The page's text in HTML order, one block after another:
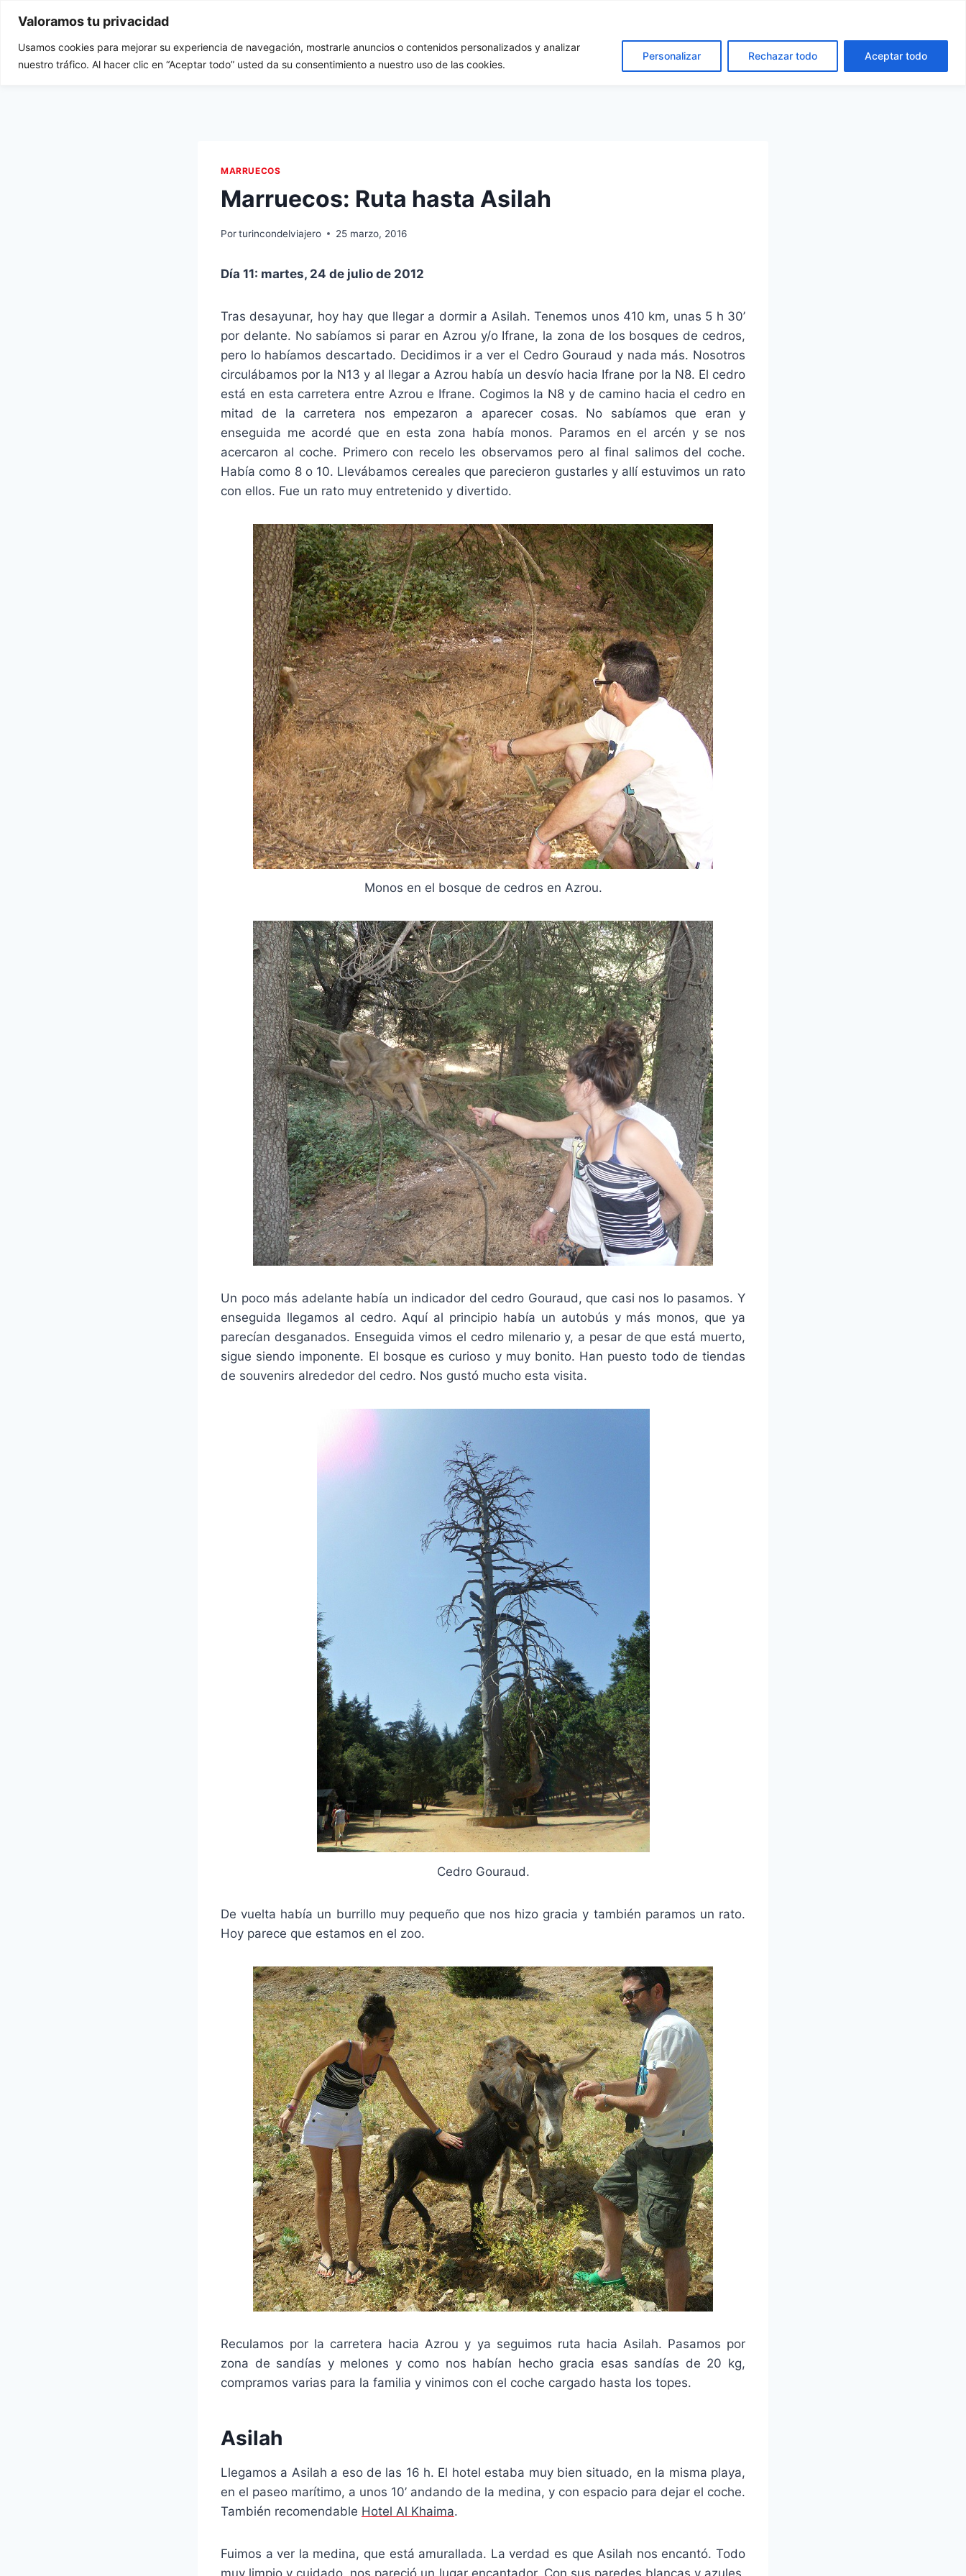
Valoramos tu privacidad
Usamos cookies para mejorar su experiencia de navegación, mostrarle anuncios o contenidos personalizados y analizar
nuestro tráfico. Al hacer clic en “Aceptar todo” usted da su consentimiento a nuestro uso de las cookies.
Personalizar Rechazar todo Aceptar todo
contenidoTu Rincón del Viajero Inicio Destinos Quiénes somos? Apóyanos! Contacto Español Català
MARRUECOS
Marruecos: Ruta hasta Asilah
Porturincondelviajero 25 marzo, 2016
Día 11: martes, 24 de julio de 2012
Tras desayunar, hoy hay que llegar a dormir a Asilah. Tenemos unos 410 km, unas 5 h 30’
por delante. No sabíamos si parar en Azrou y/o Ifrane, la zona de los bosques de cedros,
pero lo habíamos descartado. Decidimos ir a ver el Cedro Gouraud y nada más. Nosotros
circulábamos por la N13 y al llegar a Azrou había un desvío hacia Ifrane por la N8. El cedro
está en esta carretera entre Azrou e Ifrane. Cogimos la N8 y de camino hacia el cedro en
mitad de la carretera nos empezaron a aparecer cosas. No sabíamos que eran y
enseguida me acordé que en esta zona había monos. Paramos en el arcén y se nos
acercaron al coche. Primero con recelo les observamos pero al final salimos del coche.
Había como 8 o 10. Llevábamos cereales que parecieron gustarles y allí estuvimos un rato
con ellos. Fue un rato muy entretenido y divertido.
Monos en el bosque de cedros en Azrou.
Un poco más adelante había un indicador del cedro Gouraud, que casi nos lo pasamos. Y
enseguida llegamos al cedro. Aquí al principio había un autobús y más monos, que ya
parecían desganados. Enseguida vimos el cedro milenario y, a pesar de que está muerto,
sigue siendo imponente. El bosque es curioso y muy bonito. Han puesto todo de tiendas
de souvenirs alrededor del cedro. Nos gustó mucho esta visita.
Cedro Gouraud.
De vuelta había un burrillo muy pequeño que nos hizo gracia y también paramos un rato.
Hoy parece que estamos en el zoo.
Reculamos por la carretera hacia Azrou y ya seguimos ruta hacia Asilah. Pasamos por
zona de sandías y melones y como nos habían hecho gracia esas sandías de 20 kg,
compramos varias para la familia y vinimos con el coche cargado hasta los topes.
Asilah
Llegamos a Asilah a eso de las 16 h. El hotel estaba muy bien situado, en la misma playa,
en el paseo marítimo, a unos 10’ andando de la medina, y con espacio para dejar el coche.
También recomendable Hotel Al Khaima.
Fuimos a ver la medina, que está amurallada. La verdad es que Asilah nos encantó. Todo